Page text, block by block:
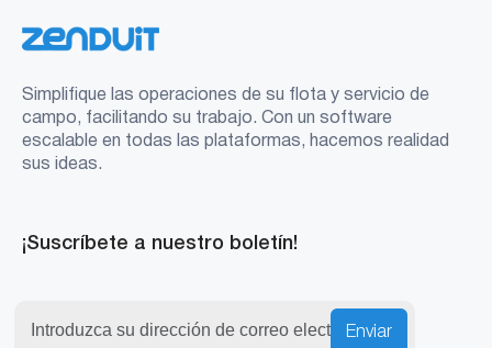
Simplifique las operaciones de su flota y servicio de
campo, facilitando su trabajo. Con un software
escalable en todas las plataformas, hacemos realidad
sus ideas.
¡Suscríbete a nuestro boletín!
Enviar